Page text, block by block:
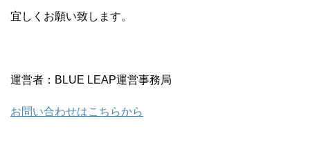
宜しくお願い致します。
運営者：BLUE LEAP運営事務局
お問い合わせはこちらから